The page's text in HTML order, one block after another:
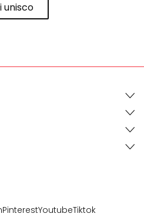
unisco
PinterestYoutubeTiktok